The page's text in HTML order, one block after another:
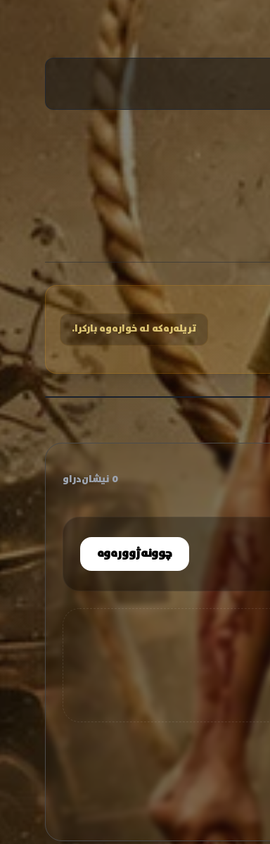
تریلەرەکە لە خوارەوە بارکرا.
0 نیشان‌دراو
چوونەژوورەوە